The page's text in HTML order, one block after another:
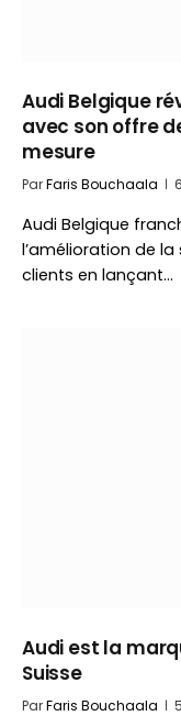
Audi Belgique
avec son offre
mesure
ParFaris Bouchaala
Audi Belgique
l’amélioration de
clients en lançant…
Audi est la
Suisse
ParFaris Bouchaala